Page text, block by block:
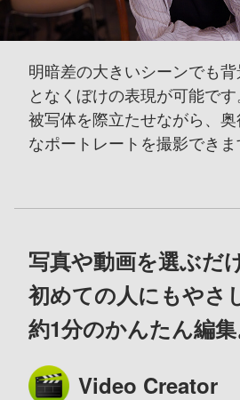
明暗差の大きいシーンでも
となくぼけの表現が可能です。
被写体を際立たせながら、
なポートレートを撮影できま
写真や動画を選ぶだ
初めての人にもやさ
約1分のかんたん編集
Video Creator